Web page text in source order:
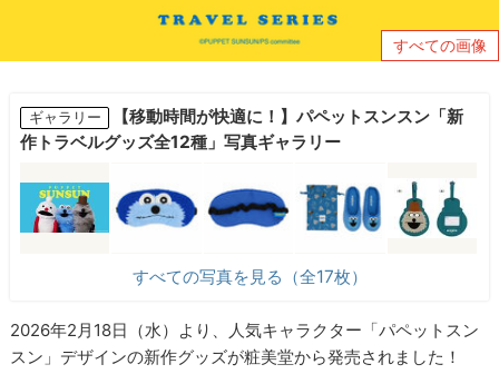
すべての画像
ギャラリー
【移動時間が快適に！】パペットスンスン「新
作トラベルグッズ全12種」写真ギャラリー
すべての写真を見る（全17枚）
2026年2月18日（水）より、人気キャラクター「パペットスン
スン」デザインの新作グッズが粧美堂から発売されました！